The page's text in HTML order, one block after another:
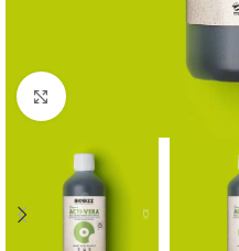
Clic para ampliar